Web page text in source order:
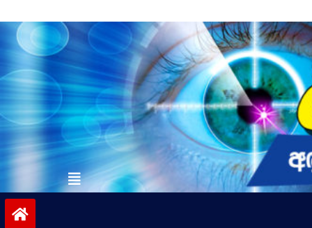
to
contentvinivida.lk